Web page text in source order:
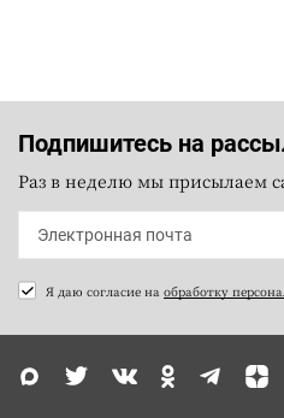
Подпишитесь на
Раз в неделю мы присылаем
Я даю согласие на обработку